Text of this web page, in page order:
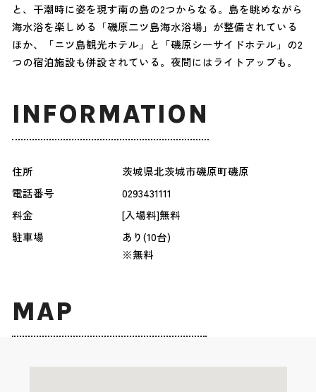
と、干潮時に姿を現す南の島の2つからなる。島を眺めながら
海水浴を楽しめる「磯原二ツ島海水浴場」が整備されている
ほか、「ニツ島観光ホテル」と「磯原シーサイドホテル」の2
つの宿泊施設も併設されている。夜間にはライトアップも。
INFORMATION
住所
茨城県北茨城市磯原町磯原
電話番号
0293431111
料金
[入場料]無料
駐車場
あり(10台)
※無料
MAP